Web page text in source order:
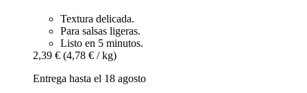
Textura delicada.
Para salsas ligeras.
Listo en 5 minutos.
2,39 € (4,78 € / kg)
Entrega hasta el 18 agosto